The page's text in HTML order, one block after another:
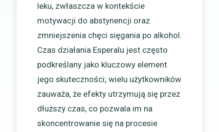
leku, zwłaszcza w kontekście
motywacji do abstynencji oraz
zmniejszenia chęci sięgania po alkohol.
Czas działania Esperalu jest często
podkreślany jako kluczowy element
jego skuteczności; wielu użytkowników
zauważa, że efekty utrzymują się przez
dłuższy czas, co pozwala im na
skoncentrowanie się na procesie